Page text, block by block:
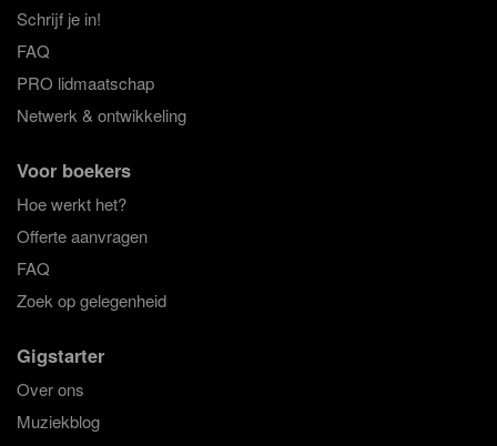
Schrijf je in!
FAQ
PRO lidmaatschap
Netwerk & ontwikkeling
Voor boekers
Hoe werkt het?
Offerte aanvragen
FAQ
Zoek op gelegenheid
Gigstarter
Over ons
Muziekblog